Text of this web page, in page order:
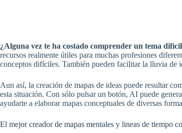
¿Alguna vez te ha costado comprender un tema
recursos realmente útiles para muchas profesiones
conceptos difíciles. También pueden facilitar la lluvia de
Aun así, la creación de mapas de ideas puede resultar
esta situación. Con sólo pulsar un botón, AI puede
ayudarte a elaborar mapas conceptuales de diversas
El mejor creador de mapas mentales y lineas de tiempo